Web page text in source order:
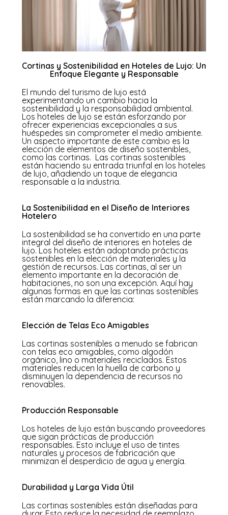
Cortinas y Sostenibilidad en Hoteles de Lujo: Un
Enfoque Elegante y Responsable
El mundo del turismo de lujo está
experimentando un cambio hacia la
sostenibilidad y la responsabilidad ambiental.
Los hoteles de lujo se están esforzando por
ofrecer experiencias excepcionales a sus
huéspedes sin comprometer el medio ambiente.
Un aspecto importante de este cambio es la
elección de elementos de diseño sostenibles,
como las cortinas. Las cortinas sostenibles
están haciendo su entrada triunfal en los hoteles
de lujo, añadiendo un toque de elegancia
responsable a la industria.
La Sostenibilidad en el Diseño de Interiores
Hotelero
La sostenibilidad se ha convertido en una parte
integral del diseño de interiores en hoteles de
lujo. Los hoteles están adoptando prácticas
sostenibles en la elección de materiales y la
gestión de recursos. Las cortinas, al ser un
elemento importante en la decoración de
habitaciones, no son una excepción. Aquí hay
algunas formas en que las cortinas sostenibles
están marcando la diferencia:
Elección de Telas Eco Amigables
Las cortinas sostenibles a menudo se fabrican
con telas eco amigables, como algodón
orgánico, lino o materiales reciclados. Estos
materiales reducen la huella de carbono y
disminuyen la dependencia de recursos no
renovables.
Producción Responsable
Los hoteles de lujo están buscando proveedores
que sigan prácticas de producción
responsables. Esto incluye el uso de tintes
naturales y procesos de fabricación que
minimizan el desperdicio de agua y energía.
Durabilidad y Larga Vida Útil
Las cortinas sostenibles están diseñadas para